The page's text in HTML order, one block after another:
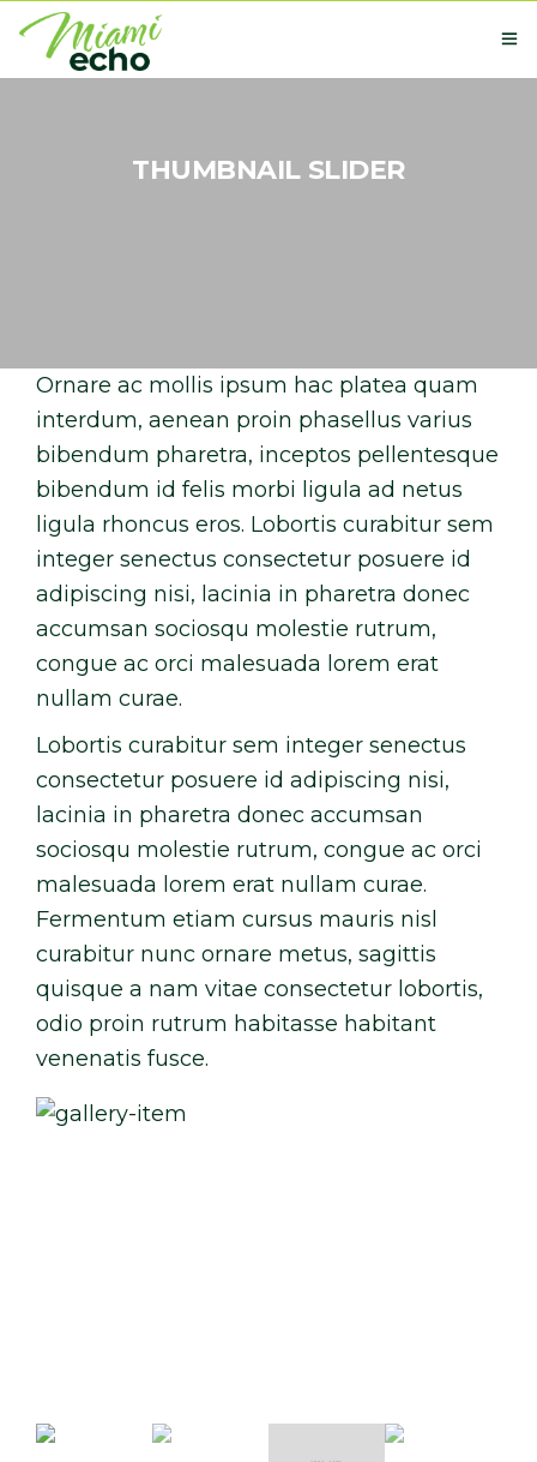
GLOBAL PATENTSTHUMBNAIL SLIDER
Ornare ac mollis ipsum hac platea quam
interdum, aenean proin phasellus varius
bibendum pharetra, inceptos pellentesque
bibendum id felis morbi ligula ad netus
ligula rhoncus eros. Lobortis curabitur sem
integer senectus consectetur posuere id
adipiscing nisi, lacinia in pharetra donec
accumsan sociosqu molestie rutrum,
congue ac orci malesuada lorem erat
nullam curae.
Lobortis curabitur sem integer senectus
consectetur posuere id adipiscing nisi,
lacinia in pharetra donec accumsan
sociosqu molestie rutrum, congue ac orci
malesuada lorem erat nullam curae.
Fermentum etiam cursus mauris nisl
curabitur nunc ornare metus, sagittis
quisque a nam vitae consectetur lobortis,
odio proin rutrum habitasse habitant
venenatis fusce.